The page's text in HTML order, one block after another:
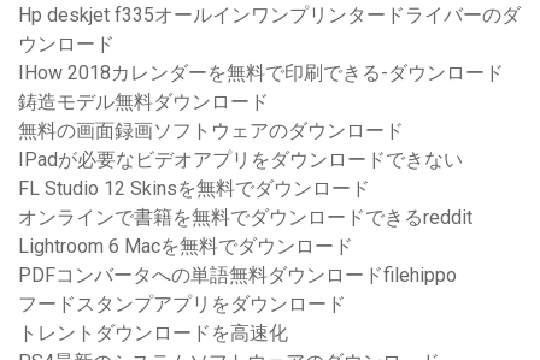
Hp deskjet f335オールインワンプリンタードライバーのダ
ウンロード
IHow 2018カレンダーを無料で印刷できる-ダウンロード
鋳造モデル無料ダウンロード
無料の画面録画ソフトウェアのダウンロード
IPadが必要なビデオアプリをダウンロードできない
FL Studio 12 Skinsを無料でダウンロード
オンラインで書籍を無料でダウンロードできるreddit
Lightroom 6 Macを無料でダウンロード
PDFコンバータへの単語無料ダウンロードfilehippo
フードスタンプアプリをダウンロード
トレントダウンロードを高速化